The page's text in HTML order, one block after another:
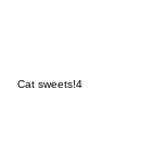
Cat sweets!4